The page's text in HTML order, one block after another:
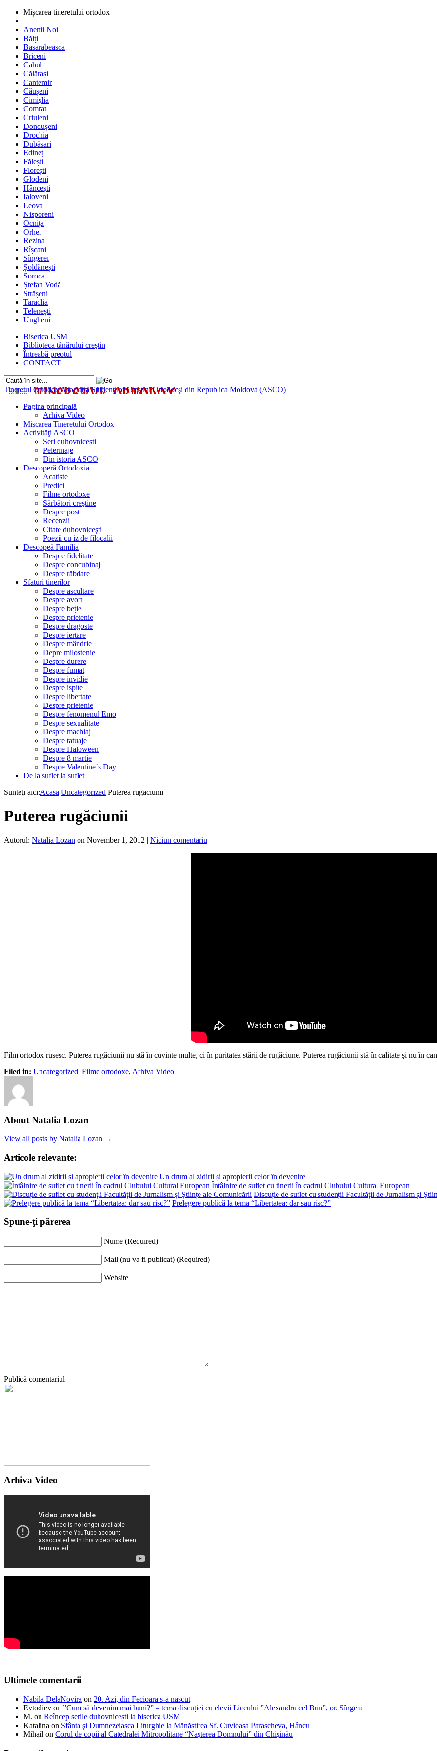
Mișcarea tineretului ortodox
Anenii Noi
Bălți
Basarabeasca
Briceni
Cahul
Călărași
Cantemir
Căușeni
Cimișlia
Comrat
Criuleni
Dondușeni
Drochia
Dubăsari
Edineț
Fălești
Florești
Glodeni
Hâncești
Ialoveni
Leova
Nisporeni
Ocnița
Orhei
Rezina
Rîșcani
Sîngerei
Șoldănești
Soroca
Ștefan Vodă
Strășeni
Taraclia
Telenești
Ungheni
Biserica USM
Biblioteca tânărului creştin
Întreabă preotul
CONTACT
Tineretul OrtodoxAsociaţia Studenţilor Creştini Ortodocşi din Republica Moldova (ASCO)
Pagina principală
Arhiva Video
Mișcarea Tineretului Ortodox
Activităţi ASCO
Seri duhovnicești
Pelerinaje
Din istoria ASCO
Descoperă Ortodoxia
Acatiste
Predici
Filme ortodoxe
Sărbători creştine
Despre post
Recenzii
Citate duhovniceşti
Poezii cu iz de filocalii
Descopeă Familia
Despre fidelitate
Despre concubinaj
Despre răbdare
Sfaturi tinerilor
Despre ascultare
Despre avort
Despre beție
Despre prietenie
Despre dragoste
Despre iertare
Despre mândrie
Depre milostenie
Despre durere
Despre fumat
Despre invidie
Despre ispite
Despre libertate
Despre prietenie
Despre fenomenul Emo
Despre sexualitate
Despre machiaj
Despre tatuaje
Despre Haloween
Despre 8 martie
Despre Valentine`s Day
De la suflet la suflet
Sunteţi aici:Acasă Uncategorized Puterea rugăciunii
Puterea rugăciunii
Autorul: Natalia Lozan on November 1, 2012 | Niciun comentariu
Film ortodox rusesc. Puterea rugăciunii nu stă în cuvinte multe, ci în puritatea stării de rugăciune. Puterea rugăciunii stă în calitate şi nu în
Filed in: Uncategorized, Filme ortodoxe, Arhiva Video
About Natalia Lozan
View all posts by Natalia Lozan →
Articole relevante:
Un drum al zidirii și apropierii celor în devenire
Întâlnire de suflet cu tinerii în cadrul Clubului Cultural European
Discuție de suflet cu studenții Facultății de Jurnalism și
Prelegere publică la tema “Libertatea: dar sau risc?”
Spune-ţi părerea
Nume (Required)
Mail (nu va fi publicat) (Required)
Website
Publică comentariul
Arhiva Video
Ultimele comentarii
Nabila DelaNovira on 20. Azi, din Fecioara s-a nascut
Evtodiev on ”Cum să devenim mai buni?” – tema discuției cu elevii Liceului ”Alexandru cel Bun”, or. Sîngera
M. on Reîncep serile duhovnicești la biserica USM
Katalina on Sfânta şi Dumnezeiasca Liturghie la Mănăstirea Sf. Cuvioasa Parascheva, Hâncu
Mihail on Corul de copii al Catedralei Mitropolitane “Naşterea Domnului” din Chişinău